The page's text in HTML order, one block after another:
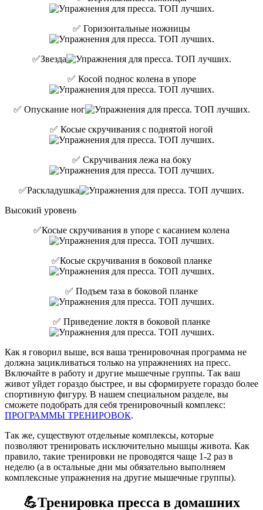
✅ Горизонтальные ножницы
✅Звезда
✅ Косой поднос колена в упоре
✅ Опускание ног
✅ Косые скручивания с поднятой ногой
✅ Скручивания лежа на боку
✅Раскладушка
Высокий уровень
✅Косые скручивания в упоре с касанием колена
✅Косые скручивания в боковой планке
✅ Подъем таза в боковой планке
✅ Приведение локтя в боковой планке
Как я говорил выше, вся ваша тренировочная программа не
должна зацикливаться только на упражнениях на пресс.
Включайте в работу и другие мышечные группы. Так ваш
живот уйдет гораздо быстрее, и вы сформируете гораздо более
спортивную фигуру. В нашем специальном разделе, вы
сможете подобрать для себя тренировочный комплекс:
ПРОГРАММЫ ТРЕНИРОВОК.
Так же, существуют отдельные комплексы, которые
позволяют тренировать исключительно мышцы живота. Как
правило, такие тренировки не проводятся чаще 1-2 раз в
неделю (а в остальные дни мы обязательно выполняем
комплексные упражнения на другие мышечные группы).
💪Тренировка пресса в домашних